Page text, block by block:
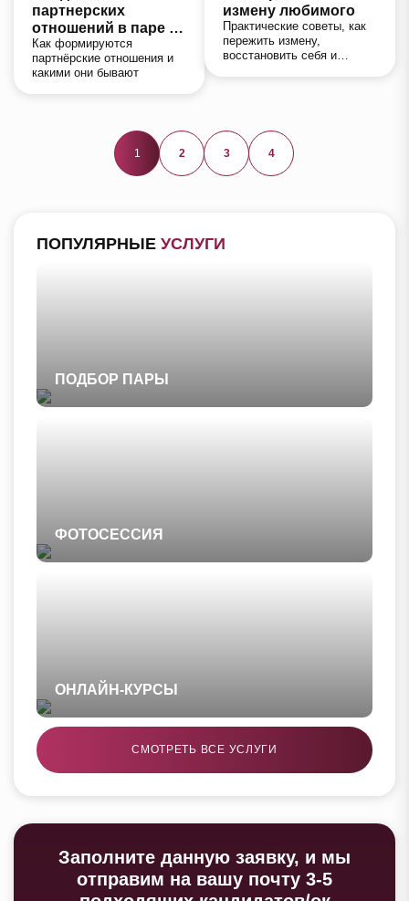
партнерских
отношений в паре и
какими они бывают
Как формируются
партнёрские отношения и
какими они бывают
измену любимого
Практические советы, как
пережить измену,
восстановить себя и
1 2 3 4
ПОПУЛЯРНЫЕ УСЛУГИ
ПОДБОР ПАРЫ
ФОТОСЕССИЯ
ОНЛАЙН-КУРСЫ
СМОТРЕТЬ ВСЕ УСЛУГИ
Заполните данную заявку, и мы
отправим на вашу почту 3-5